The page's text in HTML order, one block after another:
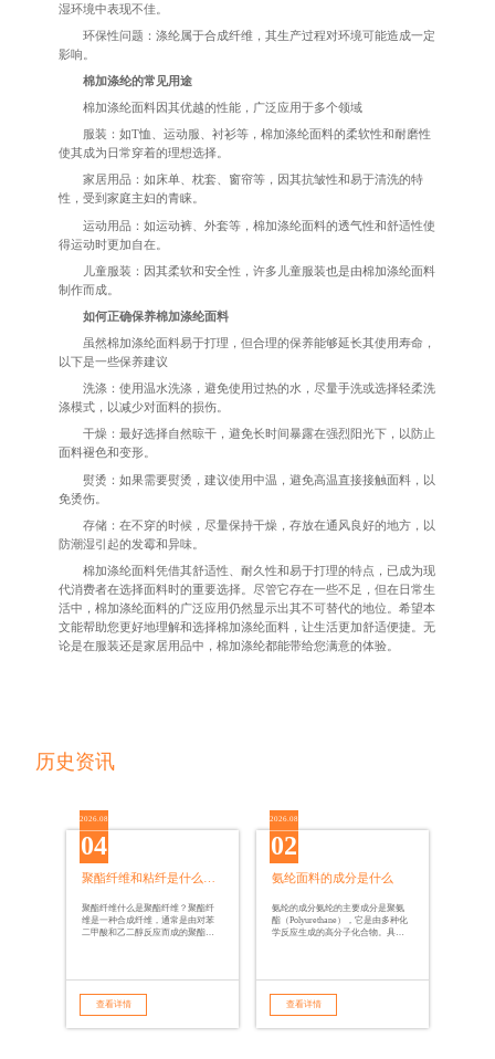
湿环境中表现不佳。
环保性问题：涤纶属于合成纤维，其生产过程对环境可能造成一定
影响。
棉加涤纶的常见用途
棉加涤纶面料因其优越的性能，广泛应用于多个领域
服装：如T恤、运动服、衬衫等，棉加涤纶面料的柔软性和耐磨性
使其成为日常穿着的理想选择。
家居用品：如床单、枕套、窗帘等，因其抗皱性和易于清洗的特
性，受到家庭主妇的青睐。
运动用品：如运动裤、外套等，棉加涤纶面料的透气性和舒适性使
得运动时更加自在。
儿童服装：因其柔软和安全性，许多儿童服装也是由棉加涤纶面料
制作而成。
如何正确保养棉加涤纶面料
虽然棉加涤纶面料易于打理，但合理的保养能够延长其使用寿命，
以下是一些保养建议
洗涤：使用温水洗涤，避免使用过热的水，尽量手洗或选择轻柔洗
涤模式，以减少对面料的损伤。
干燥：最好选择自然晾干，避免长时间暴露在强烈阳光下，以防止
面料褪色和变形。
熨烫：如果需要熨烫，建议使用中温，避免高温直接接触面料，以
免烫伤。
存储：在不穿的时候，尽量保持干燥，存放在通风良好的地方，以
防潮湿引起的发霉和异味。
棉加涤纶面料凭借其舒适性、耐久性和易于打理的特点，已成为现
代消费者在选择面料时的重要选择。尽管它存在一些不足，但在日常生
活中，棉加涤纶面料的广泛应用仍然显示出其不可替代的地位。希望本
文能帮助您更好地理解和选择棉加涤纶面料，让生活更加舒适便捷。无
论是在服装还是家居用品中，棉加涤纶都能带给您满意的体验。
历史资讯
2026.08
04
聚酯纤维什么是聚酯纤维？聚酯纤
维是一种合成纤维，通常是由对苯
二甲酸和乙二醇反应而成的聚酯。
查看详情
2026.08
02
氨纶面料的成分是什么
氨纶的成分氨纶的主要成分是聚氨
酯（Polyurethane），它是由多种化
学反应生成的高分子化合物。具体
查看详情